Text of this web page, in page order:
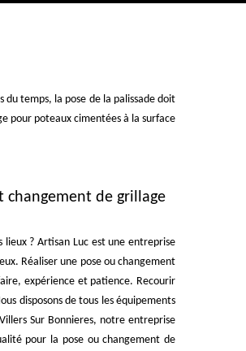
temps, la pose de la palissade doit
pour poteaux cimentées à la surface
changement de grillage
lieux ? Artisan Luc est une entreprise
Réaliser une pose ou changement
expérience et patience. Recourir
disposons de tous les équipements
Sur Bonnieres, notre entreprise
pour la pose ou changement de